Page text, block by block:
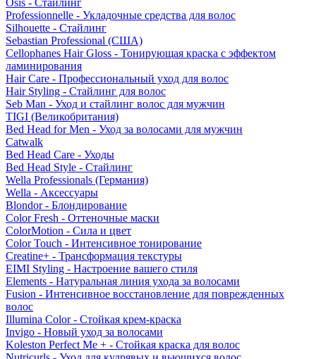
Osis - Стайлинг
Professionnelle - Укладочные средства для волос
Silhouette - Стайлинг
Sebastian Professional (США)
Cellophanes Hair Gloss - Тонирующая краска с эффектом
ламинирования
Hair Care - Профессиональный уход для волос
Hair Styling - Стайлинг для волос
Seb Man - Уход и стайлинг волос для мужчин
TIGI (Великобритания)
Bed Head for Men - Уход за волосами для мужчин
Catwalk
Bed Head Care - Уходы
Bed Head Style - Стайлинг
Wella Professionals (Германия)
Wella - Аксессуары
Blondor - Блондирование
Color Fresh - Оттеночные маски
ColorMotion - Сила и цвет
Color Touch - Интенсивное тонирование
Creatine+ - Трансформация текстуры
EIMI Styling - Настроение вашего стиля
Elements - Натуральная линия ухода за волосами
Fusion - Интенсивное восстановление для поврежденных
волос
Illumina Color - Стойкая крем-краска
Invigo - Новый уход за волосами
Koleston Perfect Me + - Стойкая краска для волос